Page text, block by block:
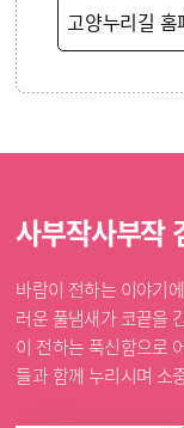
고양누리길 홈
사부작사부작
바람이 전하는 이야기
러운 풀냄새가 코끝을
이 전하는 푹신함으로
들과 함께 누리시며 소